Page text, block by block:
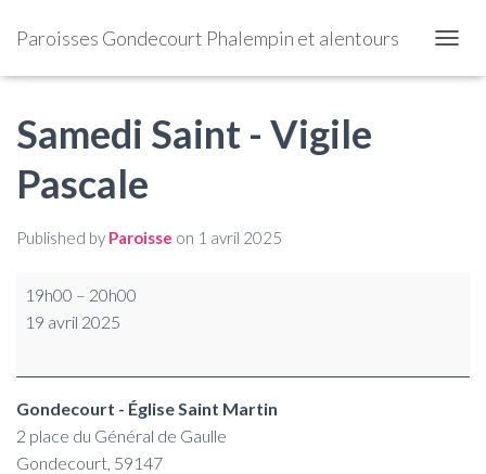
Paroisses Gondecourt Phalempin et alentours
Samedi Saint - Vigile
Pascale
Published by Paroisse on 1 avril 2025
19h00 – 20h00
19 avril 2025
Gondecourt - Église Saint Martin
2 place du Général de Gaulle
Gondecourt, 59147